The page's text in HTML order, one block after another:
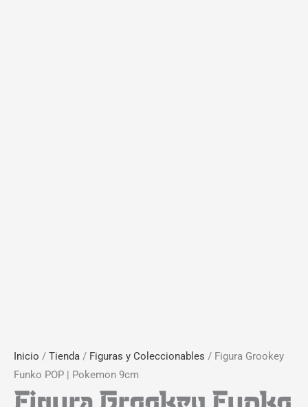
Inicio / Tienda / Figuras y Coleccionables / Figura Grookey
Funko POP | Pokemon 9cm